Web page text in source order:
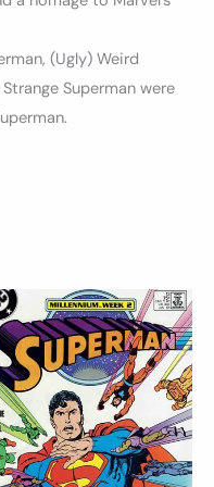
(Ugly) Weird
Superman were
Ce
a
Les